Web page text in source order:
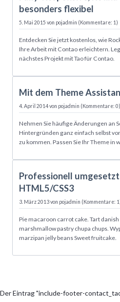
besonders flexibel
5. Mai 2015 von pojadmin (Kommentare: 1)
Entdecken Sie jetzt kostenlos, wie
Ihre Arbeit mit Contao erleichtern.
nächstes Projekt mit Tao für Contao.
Mit dem Theme
4. April 2014von pojadmin (Kommentare: 0)
Nehmen Sie häufige Änderungen an
Hintergründen ganz einfach selbst
zu kommen. Passen Sie Ihr Theme in
Professionell
HTML5/CSS3
3. März 2013von pojadmin (Kommentare:
Pie macaroon carrot cake. Tart
marshmallow pastry chupa chups.
marzipan jelly beans Sweet fruitcake.
Der Eintrag "include-footer-